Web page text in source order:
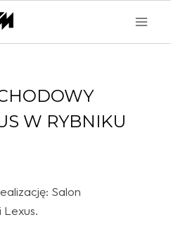
W RYBNIKU
Salon